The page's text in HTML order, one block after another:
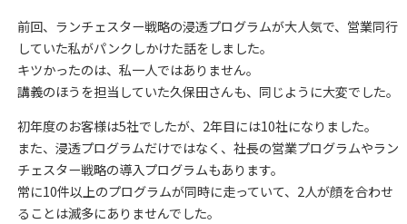
前回、ランチェスター戦略の浸透プログラムが大人気で、営業同行
していた私がパンクしかけた話をしました。
キツかったのは、私一人ではありません。
講義のほうを担当していた久保田さんも、同じように大変でした。
初年度のお客様は5社でしたが、2年目には10社になりました。
また、浸透プログラムだけではなく、社長の営業プログラムやラン
チェスター戦略の導入プログラムもあります。
常に10件以上のプログラムが同時に走っていて、2人が顔を合わせ
ることは滅多にありませんでした。